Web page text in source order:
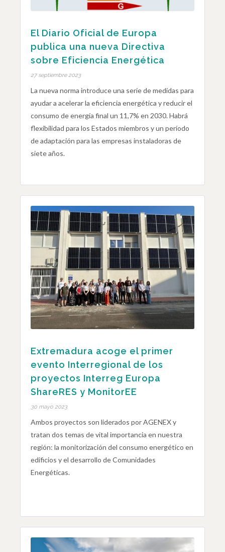
El Diario Oficial de Europa
publica una nueva Directiva
sobre Eficiencia Energética
27 septiembre 2023
La nueva norma introduce una serie de medidas para
ayudar a acelerar la eficiencia energética y reducir el
consumo de energía final un 11,7% en 2030. Habrá
flexibilidad para los Estados miembros y un período
de adaptación para las empresas instaladoras de
siete años.
Extremadura acoge el primer
evento Interregional de los
proyectos Interreg Europa
ShareRES y MonitorEE
30 mayo 2023
Ambos proyectos son liderados por AGENEX y
tratan dos temas de vital importancia en nuestra
región: la monitorización del consumo energético en
edificios y el desarrollo de Comunidades
Energéticas.